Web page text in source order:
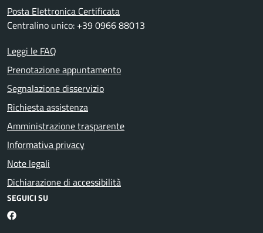
Posta Elettronica Certificata
Centralino unico: +39 0966 88013
Leggi le FAQ
Prenotazione appuntamento
Segnalazione disservizio
Richiesta assistenza
Amministrazione trasparente
Informativa privacy
Note legali
Dichiarazione di accessibilità
SEGUICI SU
Facebook